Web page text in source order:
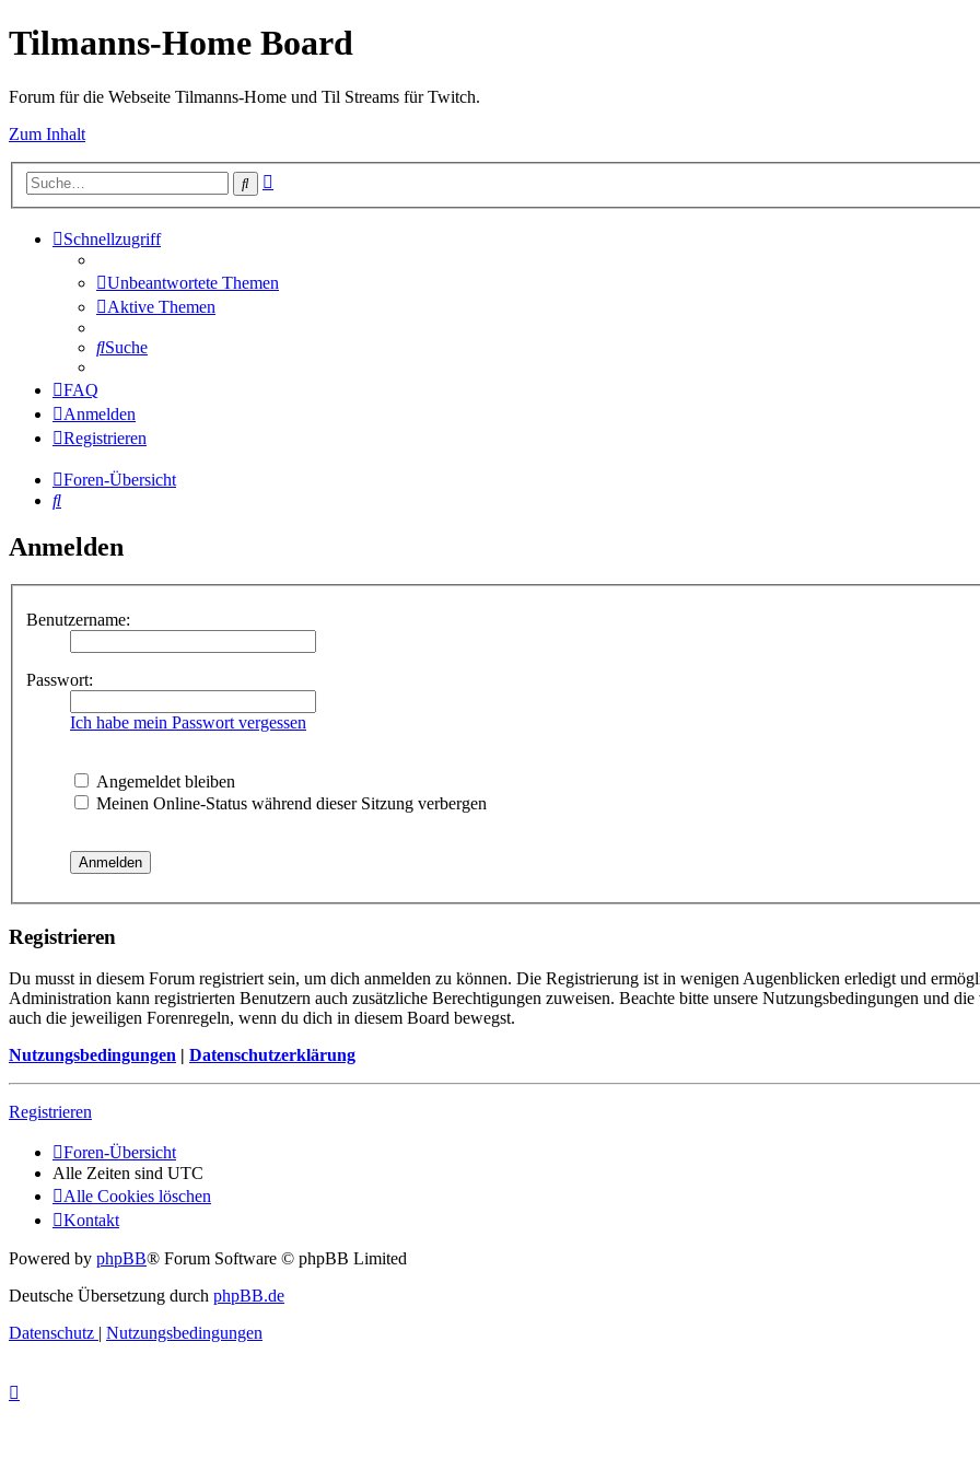
Tilmanns-Home Board
Forum für die Webseite Tilmanns-Home und Til Streams für Twitch.
Zum Inhalt
Suche
Schnellzugriff
Unbeantwortete Themen
Aktive Themen
Suche
FAQ
Anmelden
Registrieren
Foren-Übersicht
Suche
Anmelden
Benutzername:
Passwort:
Ich habe mein Passwort vergessen
Angemeldet bleiben
Meinen Online-Status während dieser Sitzung verbergen
Registrieren
Du musst in diesem Forum registriert sein, um dich anmelden zu können. Die Registrierung ist in wenigen Augenblicken erledigt und
Administration kann registrierten Benutzern auch zusätzliche Berechtigungen zuweisen. Beachte bitte unsere Nutzungsbedingungen und
auch die jeweiligen Forenregeln, wenn du dich in diesem Board bewegst.
Nutzungsbedingungen | Datenschutzerklärung
Registrieren
Foren-Übersicht
Alle Zeiten sind UTC
Alle Cookies löschen
Kontakt
Powered by phpBB® Forum Software © phpBB Limited
Deutsche Übersetzung durch phpBB.de
Datenschutz | Nutzungsbedingungen